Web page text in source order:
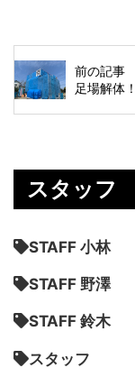
前の記事
足場解体
スタッフ
STAFF 小林
STAFF 野澤
STAFF 鈴木
スタッフ